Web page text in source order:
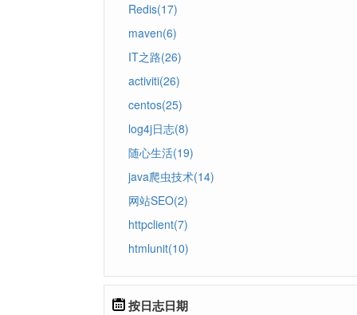
Redis(17)
maven(6)
IT之路(26)
activiti(26)
centos(25)
log4j日志(8)
随心生活(19)
java爬虫技术(14)
网站SEO(2)
httpclient(7)
htmlunit(10)
按日志日期